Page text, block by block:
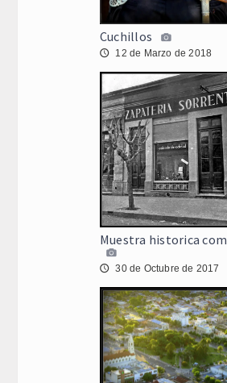
Cuchillos
🕔 12 de Marzo de 2018
Muestra historica
🕔 30 de Octubre de 2017